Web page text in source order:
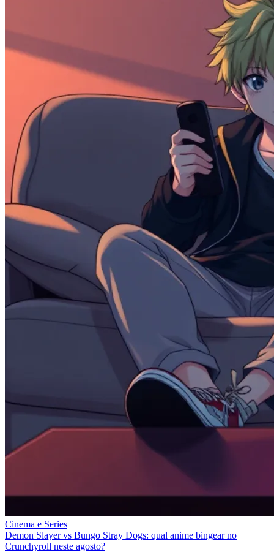
Cinema e Series
Demon Slayer vs Bungo Stray Dogs: qual anime bingear no
Crunchyroll neste agosto?